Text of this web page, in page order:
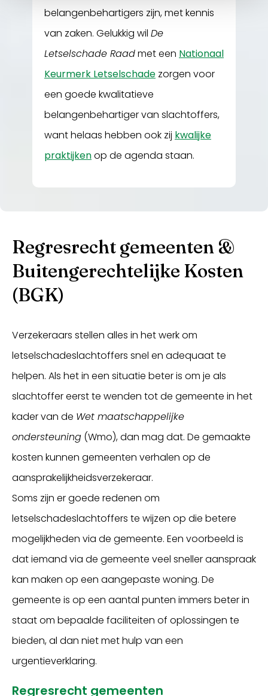
belangenbehartigers zijn, met kennis
van zaken. Gelukkig wil De
Letselschade Raadmet een Nationaal
Keurmerk Letselschade zorgen voor
een goede kwalitatieve
belangenbehartiger van slachtoffers,
want helaas hebben ook zij kwalijke
praktijkenop de agenda staan.
Regresrecht gemeenten &
Buitengerechtelijke Kosten
(BGK)
Verzekeraars stellen alles in het werk om
letselschadeslachtoffers snel en adequaat te
helpen. Als het in een situatie beter is om je als
slachtoffer eerst te wenden tot de gemeente in het
kader van de Wet maatschappelijke
ondersteuning (Wmo), dan mag dat. De gemaakte
kosten kunnen gemeenten verhalen op de
aansprakelijkheidsverzekeraar.
Soms zijn er goede redenen om
letselschadeslachtoffers te wijzen op die betere
mogelijkheden via de gemeente. Een voorbeeld is
dat iemand via de gemeente veel sneller aanspraak
kan maken op een aangepaste woning. De
gemeente is op een aantal punten immers beter in
staat om bepaalde faciliteiten of oplossingen te
bieden, al dan niet met hulp van een
urgentieverklaring.
Regresrecht gemeenten